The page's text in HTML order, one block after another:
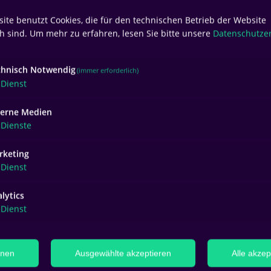
Kontaktiere uns
deine Bugs in der wilden Welt von BugShot zu erfassen?
Nachricht und lass uns gemeinsam auf dem Bug-Karussell
Name
benutzt Cookies, die für den technischen Betrieb der Website
sind. Um mehr zu erfahren, lesen Sie bitte unsere
Notwendig(immer erforderlich)
Dienst
Medien
Dienste
Dienst
Dienst
Ausgewählte akzeptieren Alle